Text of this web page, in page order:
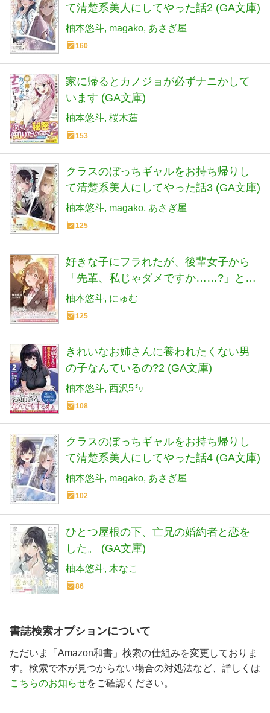
て清楚系美人にしてやった話2 (GA文庫)
柚本悠斗 magako あさぎ屋
160
家に帰るとカノジョが必ずナニかして
います (GA文庫)
柚本悠斗 桜木蓮
153
クラスのぼっちギャルをお持ち帰りし
て清楚系美人にしてやった話3 (GA文庫)
柚本悠斗 magako あさぎ屋
125
好きな子にフラれたが、後輩女子から
「先輩、私じゃダメですか……?」と言
われた件 (GA文庫)
柚本悠斗 にゅむ
125
きれいなお姉さんに養われたくない男
の子なんているの?2 (GA文庫)
柚本悠斗 西沢5㍉
108
クラスのぼっちギャルをお持ち帰りし
て清楚系美人にしてやった話4 (GA文庫)
柚本悠斗 magako あさぎ屋
102
ひとつ屋根の下、亡兄の婚約者と恋を
した。 (GA文庫)
柚本悠斗 木なこ
86
書誌検索オプションについて
ただいま「Amazon和書」検索の仕組みを変更しておりま
す。検索で本が見つからない場合の対処法など、詳しくは
こちらのお知らせをご確認ください。